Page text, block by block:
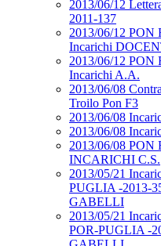
2013/06/12
2011-137
2013/06/12 PON
Incarichi
2013/06/12 PON
Incarichi A.A.
2013/06/08
Troilo Pon F3
2013/06/08
2013/06/08
2013/06/08 PON
INCARICHI C.S.
2013/05/21
PUGLIA -2013-
GABELLI
2013/05/21
POR-PUGLIA -